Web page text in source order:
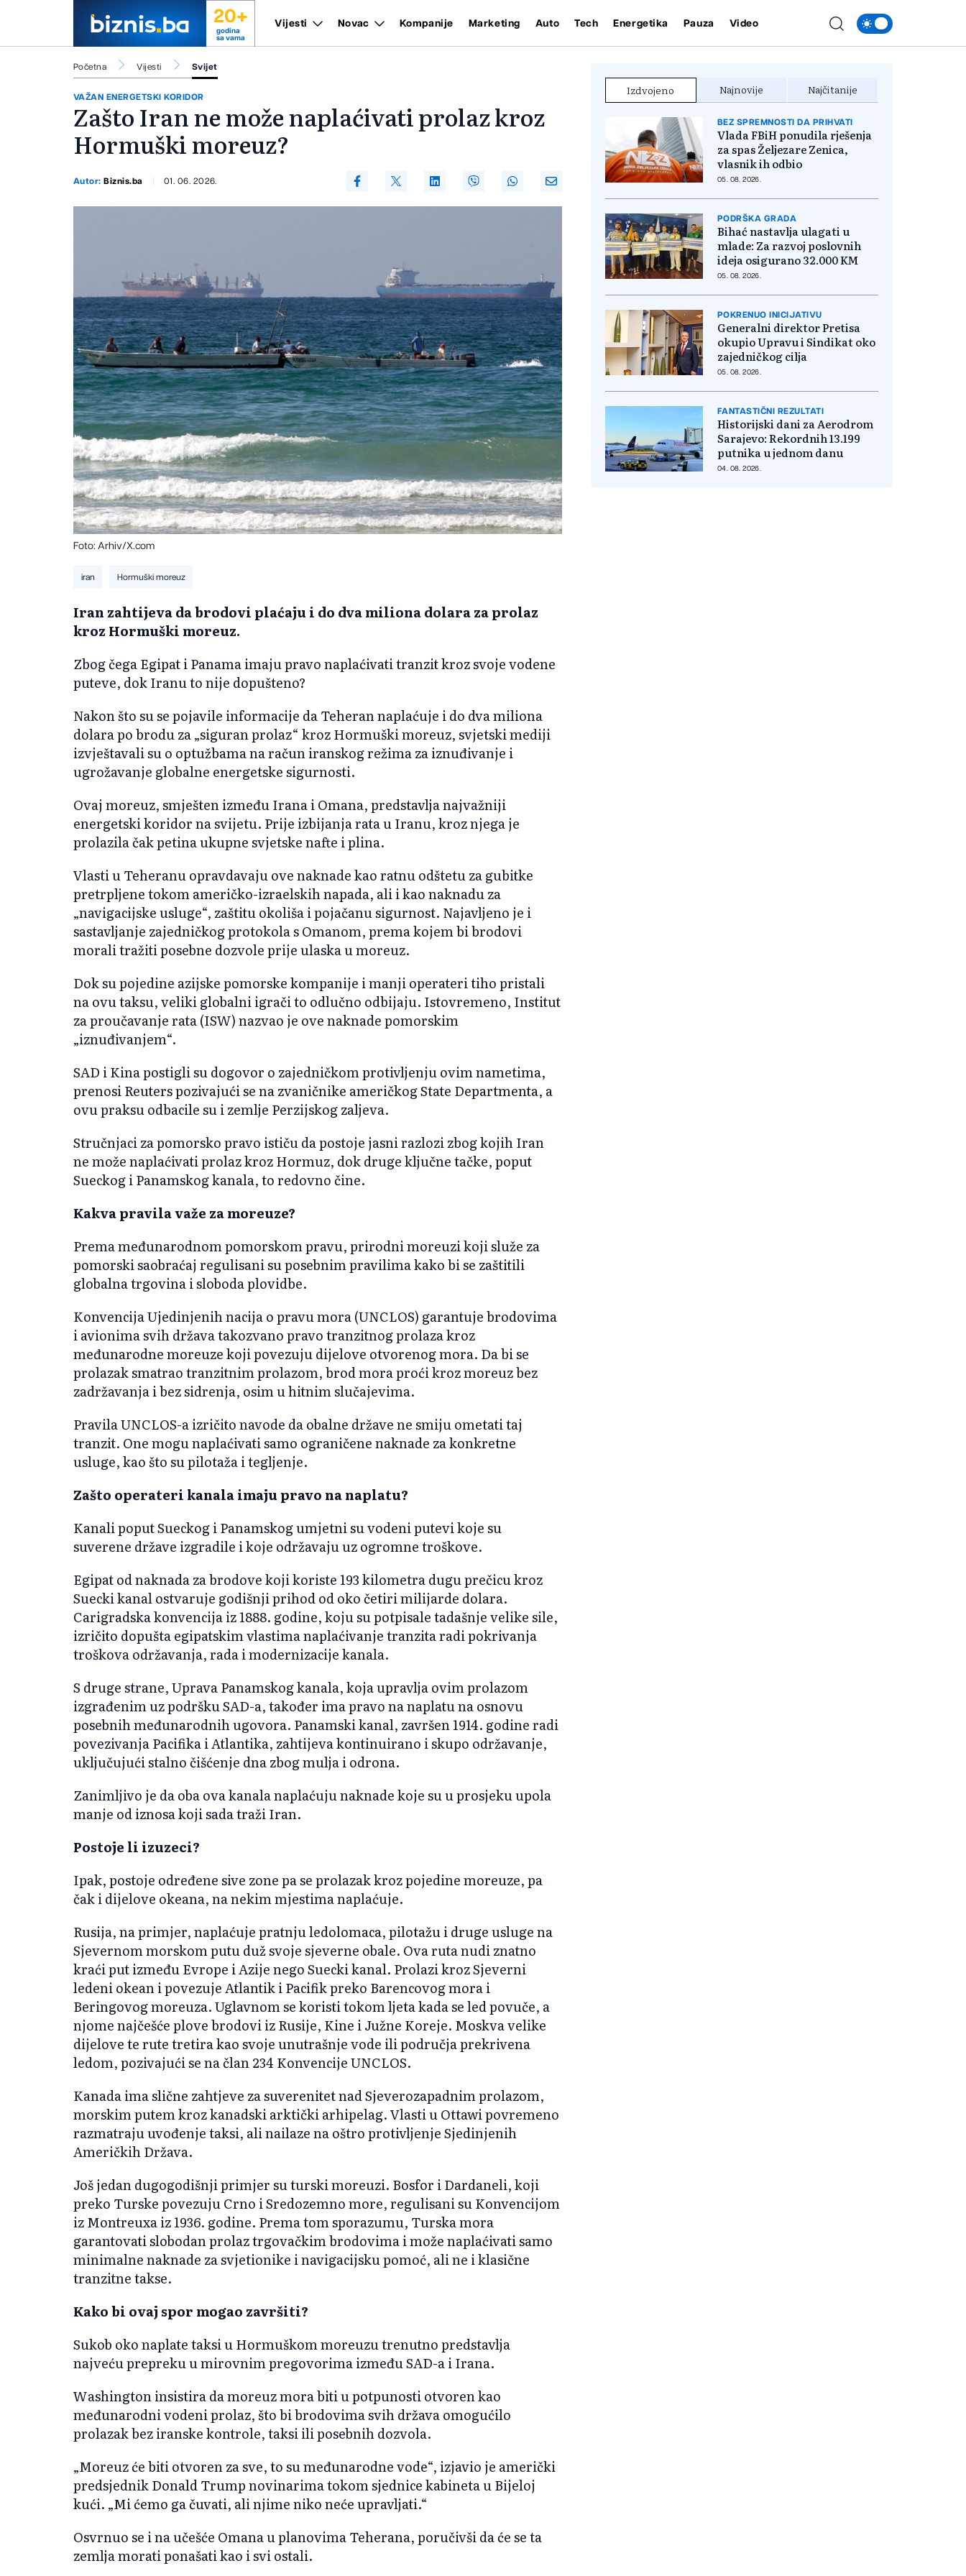
20+
godina
sa vama
Vijesti Novac Kompanije Marketing Auto Tech Energetika Pauza Video
Početna Vijesti Svijet
VAŽAN ENERGETSKI KORIDOR
Zašto Iran ne može naplaćivati prolaz kroz
Hormuški moreuz?
Autor:Biznis.ba 01. 06. 2026.
Foto: Arhiv/X.com
iran Hormuški moreuz
Iran zahtijeva da brodovi plaćaju i do dva miliona dolara za prolaz
kroz Hormuški moreuz.
Zbog čega Egipat i Panama imaju pravo naplaćivati tranzit kroz svoje vodene
puteve, dok Iranu to nije dopušteno?
Nakon što su se pojavile informacije da Teheran naplaćuje i do dva miliona
dolara po brodu za „siguran prolaz“ kroz Hormuški moreuz, svjetski mediji
izvještavali su o optužbama na račun iranskog režima za iznuđivanje i
ugrožavanje globalne energetske sigurnosti.
Ovaj moreuz, smješten između Irana i Omana, predstavlja najvažniji
energetski koridor na svijetu. Prije izbijanja rata u Iranu, kroz njega je
prolazila čak petina ukupne svjetske nafte i plina.
Vlasti u Teheranu opravdavaju ove naknade kao ratnu odštetu za gubitke
pretrpljene tokom američko-izraelskih napada, ali i kao naknadu za
„navigacijske usluge“, zaštitu okoliša i pojačanu sigurnost. Najavljeno je i
sastavljanje zajedničkog protokola s Omanom, prema kojem bi brodovi
morali tražiti posebne dozvole prije ulaska u moreuz.
Dok su pojedine azijske pomorske kompanije i manji operateri tiho pristali
na ovu taksu, veliki globalni igrači to odlučno odbijaju. Istovremeno, Institut
za proučavanje rata (ISW) nazvao je ove naknade pomorskim
„iznuđivanjem“.
SAD i Kina postigli su dogovor o zajedničkom protivljenju ovim nametima,
prenosi Reuters pozivajući se na zvaničnike američkog State Departmenta, a
ovu praksu odbacile su i zemlje Perzijskog zaljeva.
Stručnjaci za pomorsko pravo ističu da postoje jasni razlozi zbog kojih Iran
ne može naplaćivati prolaz kroz Hormuz, dok druge ključne tačke, poput
Sueckog i Panamskog kanala, to redovno čine.
Kakva pravila važe za moreuze?
Prema međunarodnom pomorskom pravu, prirodni moreuzi koji služe za
pomorski saobraćaj regulisani su posebnim pravilima kako bi se zaštitili
globalna trgovina i sloboda plovidbe.
Konvencija Ujedinjenih nacija o pravu mora (UNCLOS) garantuje brodovima
i avionima svih država takozvano pravo tranzitnog prolaza kroz
međunarodne moreuze koji povezuju dijelove otvorenog mora. Da bi se
prolazak smatrao tranzitnim prolazom, brod mora proći kroz moreuz bez
zadržavanja i bez sidrenja, osim u hitnim slučajevima.
Pravila UNCLOS-a izričito navode da obalne države ne smiju ometati taj
tranzit. One mogu naplaćivati samo ograničene naknade za konkretne
usluge, kao što su pilotaža i tegljenje.
Zašto operateri kanala imaju pravo na naplatu?
Kanali poput Sueckog i Panamskog umjetni su vodeni putevi koje su
suverene države izgradile i koje održavaju uz ogromne troškove.
Egipat od naknada za brodove koji koriste 193 kilometra dugu prečicu kroz
Suecki kanal ostvaruje godišnji prihod od oko četiri milijarde dolara.
Carigradska konvencija iz 1888. godine, koju su potpisale tadašnje velike sile,
izričito dopušta egipatskim vlastima naplaćivanje tranzita radi pokrivanja
troškova održavanja, rada i modernizacije kanala.
S druge strane, Uprava Panamskog kanala, koja upravlja ovim prolazom
izgrađenim uz podršku SAD-a, također ima pravo na naplatu na osnovu
posebnih međunarodnih ugovora. Panamski kanal, završen 1914. godine radi
povezivanja Pacifika i Atlantika, zahtijeva kontinuirano i skupo održavanje,
uključujući stalno čišćenje dna zbog mulja i odrona.
Zanimljivo je da oba ova kanala naplaćuju naknade koje su u prosjeku upola
manje od iznosa koji sada traži Iran.
Postoje li izuzeci?
Ipak, postoje određene sive zone pa se prolazak kroz pojedine moreuze, pa
čak i dijelove okeana, na nekim mjestima naplaćuje.
Rusija, na primjer, naplaćuje pratnju ledolomaca, pilotažu i druge usluge na
Sjevernom morskom putu duž svoje sjeverne obale. Ova ruta nudi znatno
kraći put između Evrope i Azije nego Suecki kanal. Prolazi kroz Sjeverni
ledeni okean i povezuje Atlantik i Pacifik preko Barencovog mora i
Beringovog moreuza. Uglavnom se koristi tokom ljeta kada se led povuče, a
njome najčešće plove brodovi iz Rusije, Kine i Južne Koreje. Moskva velike
dijelove te rute tretira kao svoje unutrašnje vode ili područja prekrivena
ledom, pozivajući se na član 234 Konvencije UNCLOS.
Kanada ima slične zahtjeve za suverenitet nad Sjeverozapadnim prolazom,
morskim putem kroz kanadski arktički arhipelag. Vlasti u Ottawi povremeno
razmatraju uvođenje taksi, ali nailaze na oštro protivljenje Sjedinjenih
Američkih Država.
Još jedan dugogodišnji primjer su turski moreuzi. Bosfor i Dardaneli, koji
preko Turske povezuju Crno i Sredozemno more, regulisani su Konvencijom
iz Montreuxa iz 1936. godine. Prema tom sporazumu, Turska mora
garantovati slobodan prolaz trgovačkim brodovima i može naplaćivati samo
minimalne naknade za svjetionike i navigacijsku pomoć, ali ne i klasične
tranzitne takse.
Kako bi ovaj spor mogao završiti?
Sukob oko naplate taksi u Hormuškom moreuzu trenutno predstavlja
najveću prepreku u mirovnim pregovorima između SAD-a i Irana.
Washington insistira da moreuz mora biti u potpunosti otvoren kao
međunarodni vodeni prolaz, što bi brodovima svih država omogućilo
prolazak bez iranske kontrole, taksi ili posebnih dozvola.
„Moreuz će biti otvoren za sve, to su međunarodne vode“, izjavio je američki
predsjednik Donald Trump novinarima tokom sjednice kabineta u Bijeloj
kući. „Mi ćemo ga čuvati, ali njime niko neće upravljati.“
Osvrnuo se i na učešće Omana u planovima Teherana, poručivši da će se ta
zemlja morati ponašati kao i svi ostali.
Izdvojeno Najnovije Najčitanije
BEZ SPREMNOSTI DA PRIHVATI
Vlada FBiH ponudila rješenja
za spas Željezare Zenica,
vlasnik ih odbio
05. 08. 2026.
PODRŠKA GRADA
Bihać nastavlja ulagati u
mlade: Za razvoj poslovnih
ideja osigurano 32.000 KM
05. 08. 2026.
POKRENUO INICIJATIVU
Generalni direktor Pretisa
okupio Upravu i Sindikat oko
zajedničkog cilja
05. 08. 2026.
FANTASTIČNI REZULTATI
Historijski dani za Aerodrom
Sarajevo: Rekordnih 13.199
putnika u jednom danu
04. 08. 2026.